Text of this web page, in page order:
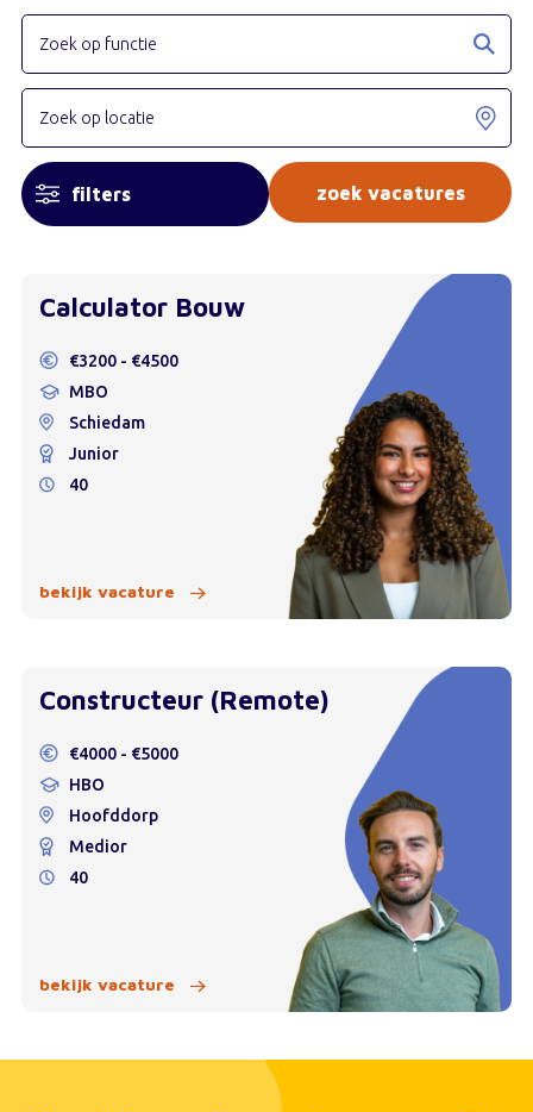
filters
Calculator Bouw
€3200 - €4500
MBO
Schiedam
Junior
40
bekijk vacature
Constructeur (Remote)
€4000 - €5000
HBO
Hoofddorp
Medior
40
bekijk vacature